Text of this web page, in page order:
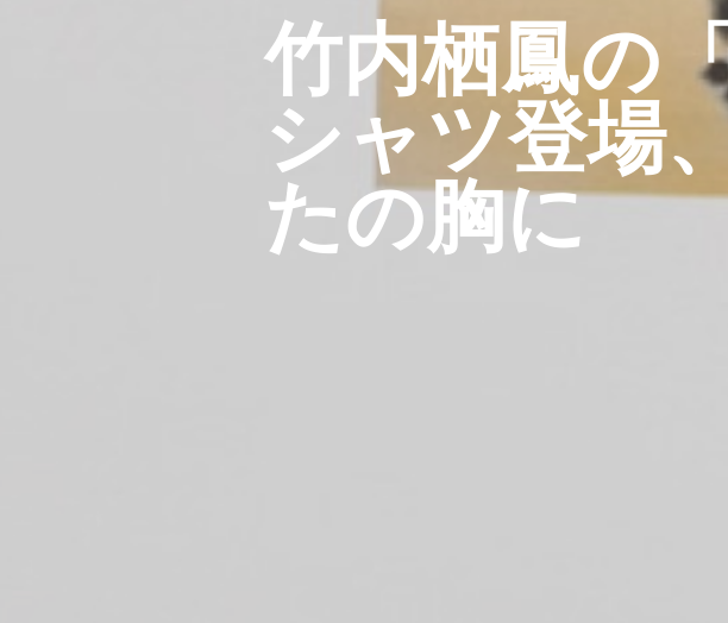
竹内栖鳳の
シャツ登場
たの胸に